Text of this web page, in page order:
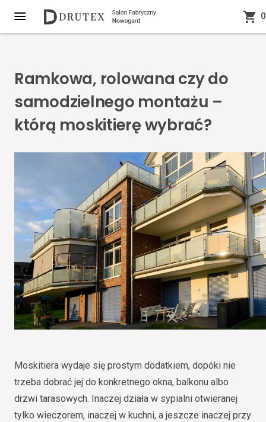
0
Ramkowa, rolowana czy do
samodzielnego montażu –
którą moskitierę wybrać?
Moskitiera wydaje się prostym dodatkiem, dopóki nie
trzeba dobrać jej do konkretnego okna, balkonu albo
drzwi tarasowych. Inaczej działa w sypialni otwieranej
tylko wieczorem, inaczej w kuchni, a jeszcze inaczej przy